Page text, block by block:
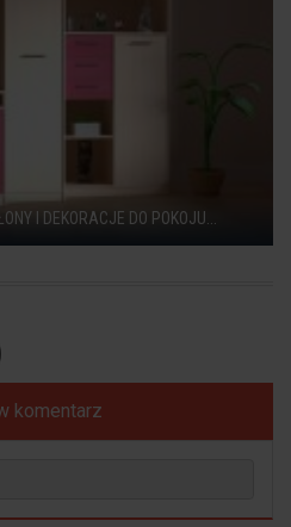
I DEKORACJE DO POKOJU...
komentarz